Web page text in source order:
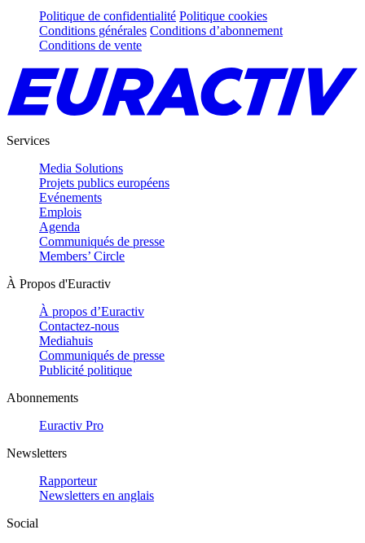
Politique de confidentialité Politique cookies
Conditions générales Conditions d’abonnement
Conditions de vente
Services
Media Solutions
Projets publics européens
Evénements
Emplois
Agenda
Communiqués de presse
Members’ Circle
À Propos d'Euractiv
À propos d’Euractiv
Contactez-nous
Mediahuis
Communiqués de presse
Publicité politique
Abonnements
Euractiv Pro
Newsletters
Rapporteur
Newsletters en anglais
Social